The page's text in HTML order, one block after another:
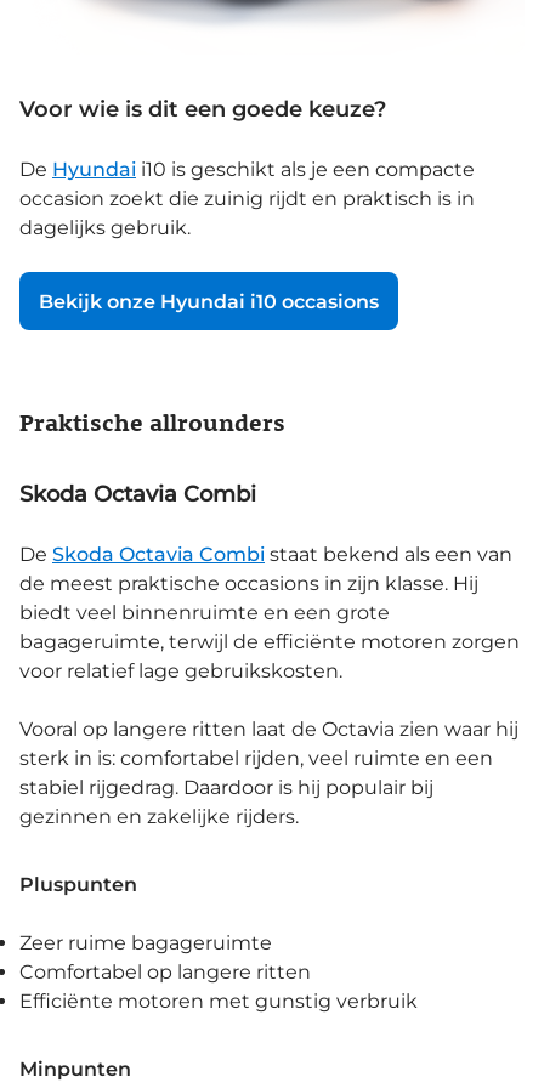
Voor wie is dit een goede keuze?
De Hyundai i10 is geschikt als je een compacte
occasion zoekt die zuinig rijdt en praktisch is in
dagelijks gebruik.
Bekijk onze Hyundai i10 occasions
Praktische allrounders
Skoda Octavia Combi
De Skoda Octavia Combi staat bekend als een van
de meest praktische occasions in zijn klasse. Hij
biedt veel binnenruimte en een grote
bagageruimte, terwijl de efficiënte motoren zorgen
voor relatief lage gebruikskosten.
Vooral op langere ritten laat de Octavia zien waar hij
sterk in is: comfortabel rijden, veel ruimte en een
stabiel rijgedrag. Daardoor is hij populair bij
gezinnen en zakelijke rijders.
Pluspunten
Zeer ruime bagageruimte
Comfortabel op langere ritten
Efficiënte motoren met gunstig verbruik
Minpunten